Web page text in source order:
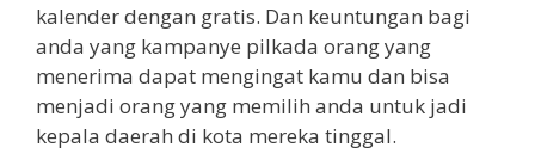
kalender dengan gratis. Dan keuntungan bagi
anda yang kampanye pilkada orang yang
menerima dapat mengingat kamu dan bisa
menjadi orang yang memilih anda untuk jadi
kepala daerah di kota mereka tinggal.